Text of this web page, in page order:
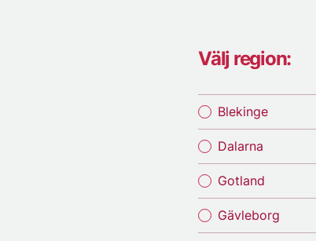
Välj region:
Blekinge
Dalarna
Gotland
Gävleborg